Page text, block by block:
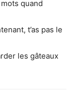
quand
t’as pas le
les gâteaux